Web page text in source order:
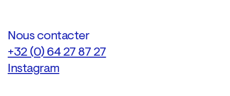
Nous contacter
+32 (0) 64 27 87 27
Instagram